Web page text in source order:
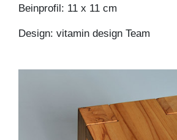
Beinprofil: 11 x 11 cm
Design: vitamin design Team